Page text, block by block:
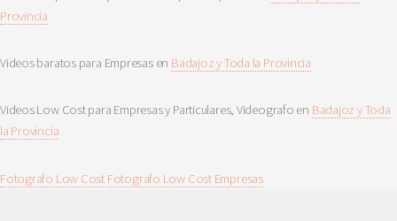
Provincia
Videos baratos para Empresas en Badajoz y Toda la Provincia
Videos Low Cost para Empresas y Particulares, Videografo en Badajoz y Toda
la Provincia
Fotografo Low Cost Fotografo Low Cost Empresas